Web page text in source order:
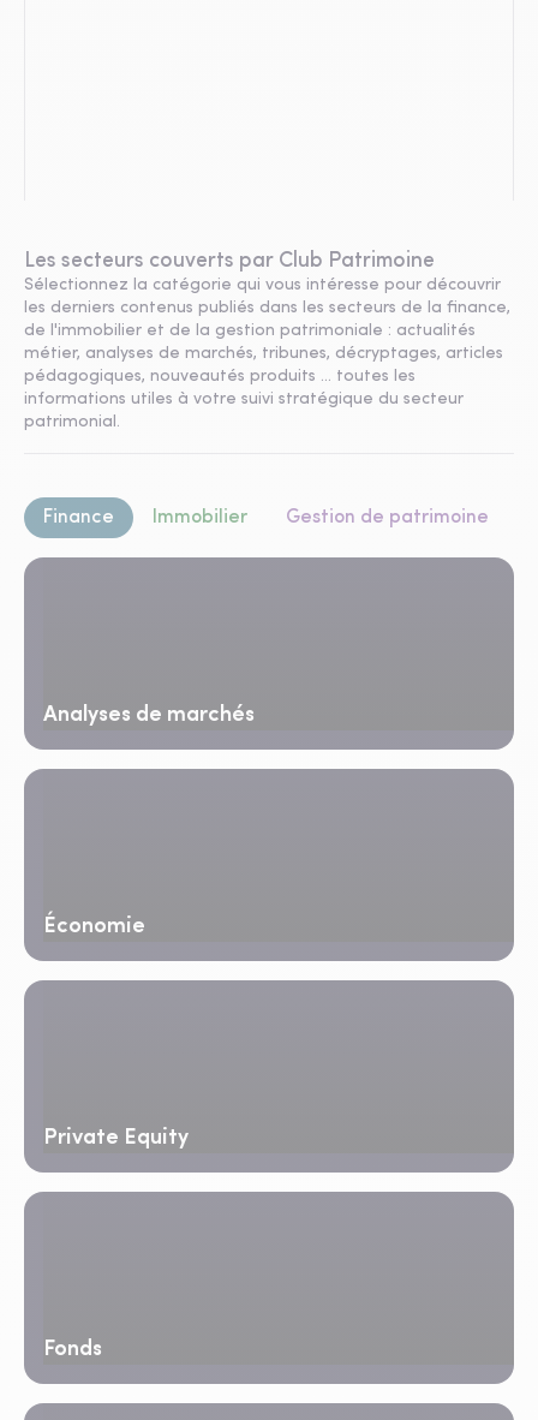
Les secteurs couverts par Club Patrimoine
Sélectionnez la catégorie qui vous intéresse pour découvrir
les derniers contenus publiés dans les secteurs de la finance,
de l'immobilier et de la gestion patrimoniale : actualités
métier, analyses de marchés, tribunes, décryptages, articles
pédagogiques, nouveautés produits ... toutes les
informations utiles à votre suivi stratégique du secteur
patrimonial.
Finance Immobilier Gestion de patrimoine
Analyses de marchés
Économie
Private Equity
Fonds